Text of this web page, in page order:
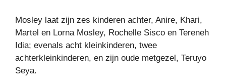
Mosley laat zijn zes kinderen achter, Anire, Khari,
Martel en Lorna Mosley, Rochelle Sisco en Tereneh
Idia; evenals acht kleinkinderen, twee
achterkleinkinderen, en zijn oude metgezel, Teruyo
Seya.